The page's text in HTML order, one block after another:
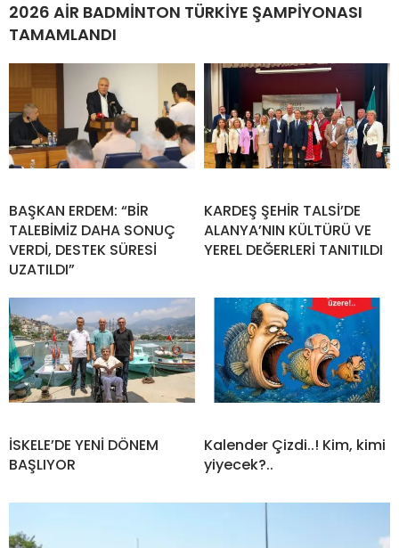
2026 AİR BADMİNTON TÜRKİYE ŞAMPİYONASI
TAMAMLANDI
BAŞKAN ERDEM: “BİR
TALEBİMİZ DAHA SONUÇ
VERDİ, DESTEK SÜRESİ
UZATILDI”
KARDEŞ ŞEHİR TALSİ’DE
ALANYA’NIN KÜLTÜRÜ VE
YEREL DEĞERLERİ TANITILDI
İSKELE’DE YENİ DÖNEM
BAŞLIYOR
Kalender Çizdi..! Kim, kimi
yiyecek?..